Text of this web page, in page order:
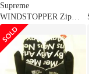
Supreme
WINDSTOPPER Zip
Gloves "Taupe"et